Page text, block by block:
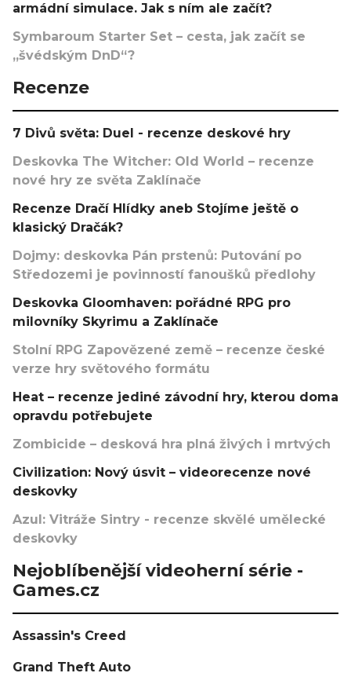
armádní simulace. Jak s ním ale začít?
Symbaroum Starter Set – cesta, jak začít se
„švédským DnD“?
Recenze
7 Divů světa: Duel - recenze deskové hry
Deskovka The Witcher: Old World – recenze
nové hry ze světa Zaklínače
Recenze Dračí Hlídky aneb Stojíme ještě o
klasický Dračák?
Dojmy: deskovka Pán prstenů: Putování po
Středozemi je povinností fanoušků předlohy
Deskovka Gloomhaven: pořádné RPG pro
milovníky Skyrimu a Zaklínače
Stolní RPG Zapovězené země – recenze české
verze hry světového formátu
Heat – recenze jediné závodní hry, kterou doma
opravdu potřebujete
Zombicide – desková hra plná živých i mrtvých
Civilization: Nový úsvit – videorecenze nové
deskovky
Azul: Vitráže Sintry - recenze skvělé umělecké
deskovky
Nejoblíbenější videoherní série -
Games.cz
Assassin's Creed
Grand Theft Auto